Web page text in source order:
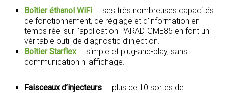
Boîtier éthanol WiFi — ses très nombreuses capacités
de fonctionnement, de réglage et d’information en
temps réel sur l’application PARADIGME85 en font un
véritable outil de diagnostic d’injection.
Boîtier Starflex— simple et plug-and-play, sans
communication ni affichage.
Faisceaux d’injecteurs — plus de 10 sortes de